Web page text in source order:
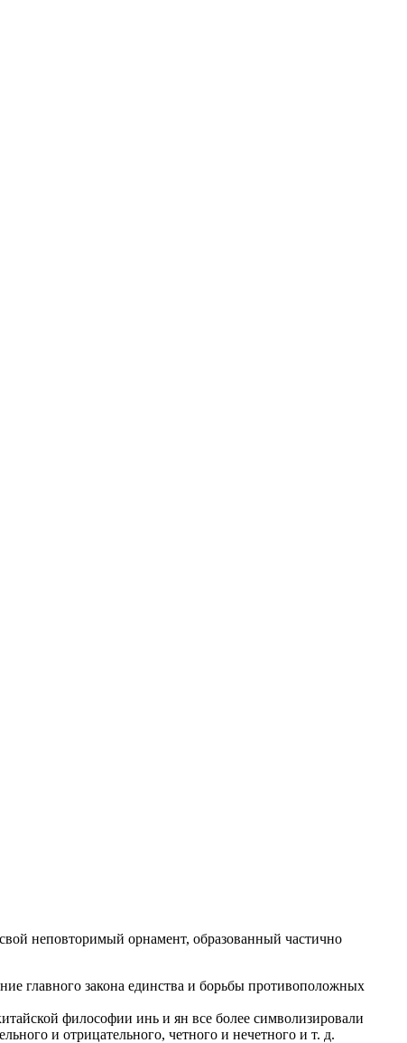
неповторимый орнамент, образованный частично
главного закона единства и борьбы противоположных
философии инь и ян все более символизировали
и отрицательного, четного и нечетного и т. д.